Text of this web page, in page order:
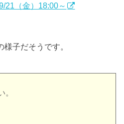
21（金）18:00～
子だそうです。
。